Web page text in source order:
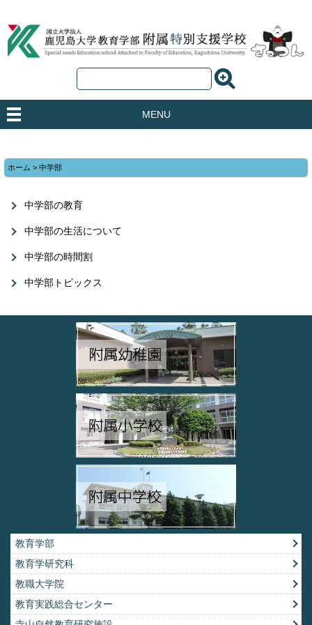
MENU
ホーム >中学部
中学部の教育
中学部の生活について
中学部の時間割
中学部トピックス
教育学部
教育学研究科
教職大学院
教育実践総合センター